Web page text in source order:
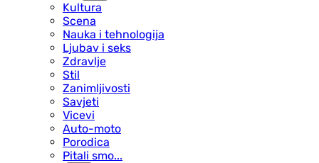
Kultura
Scena
Nauka i tehnologija
Ljubav i seks
Zdravlje
Stil
Zanimljivosti
Savjeti
Vicevi
Auto-moto
Porodica
Pitali smo...